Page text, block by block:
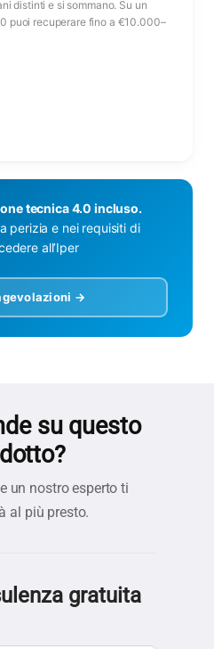
distinti e si sommano. Su un
puoi recuperare fino a €10.000–
tecnica 4.0 incluso.
perizia e nei requisiti di
all’Iper
→
su questo
un nostro esperto ti
al più presto.
gratuita